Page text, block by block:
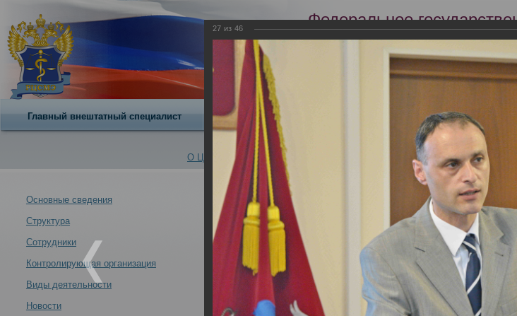
Федеральное
Российский центр
Минздрава России
Главный внештатный специалист О центре Научная деятельность Экспертиза
О Центре -
Новости -
Итоги заседания профильной комиссии Минздрава
Основные сведения
Структура
Сотрудники
Контролирующая организация
Виды деятельности
Новости
Альбомы
Итоги заседания профильной комиссии Минздрава
27 из 46